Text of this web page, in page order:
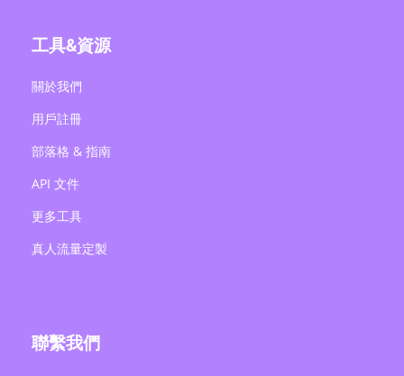
工具&資源
關於我們
用戶註冊
部落格 & 指南
API 文件
更多工具
真人流量定製
聯繫我們